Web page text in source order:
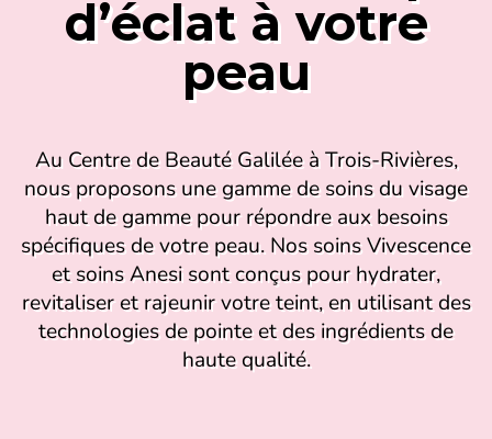
d’éclat à votre
peau
Au Centre de Beauté Galilée à Trois-Rivières,
nous proposons une gamme de soins du visage
haut de gamme pour répondre aux besoins
spécifiques de votre peau. Nos soins Vivescence
et soins Anesi sont conçus pour hydrater,
revitaliser et rajeunir votre teint, en utilisant des
technologies de pointe et des ingrédients de
haute qualité.